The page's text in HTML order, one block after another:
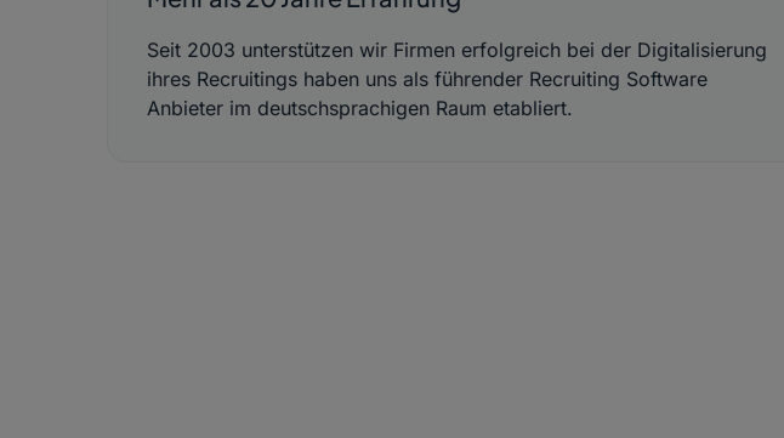
Seit 2003 unterstützen wir Firmen erfolgreich bei der Digitalisierung
ihres Recruitings haben uns als führender Recruiting Software
Anbieter im deutschsprachigen Raum etabliert.